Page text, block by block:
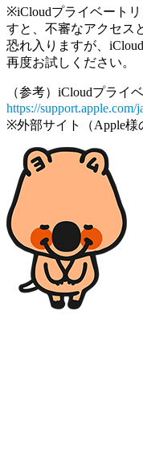
※iCloudプライベート
すと、不審なアクセス
恐れ入りますが、
再度お試しください。
（参考）iCloudプライ
https://support.apple.com/
※外部サイト（Apple様